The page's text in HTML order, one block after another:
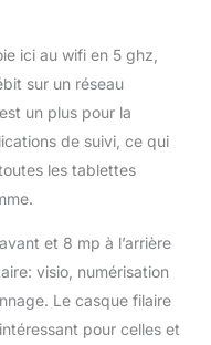
ici au wifi en 5 ghz,
sur un réseau
un plus pour la
de suivi, ce qui
les tablettes
et 8 mp à l’arrière
visio, numérisation
Le casque filaire
pour celles et